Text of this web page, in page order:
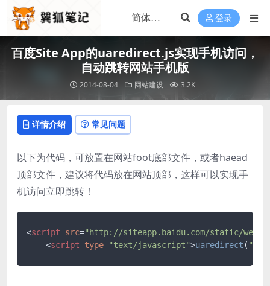
登录
百度Site App的uaredirect.js实现手机访问，
自动跳转网站手机版
2014-08-04 网站建设 3.2K
详情介绍 常见问题
以下为代码，可放置在网站foot底部文件，或者haead
顶部文件，建议将代码放在网站顶部，这样可以实现手
机访问立即跳转！
<script src="http://siteapp.baidu.com/static/
<script type="text/javascript">uaredirect (